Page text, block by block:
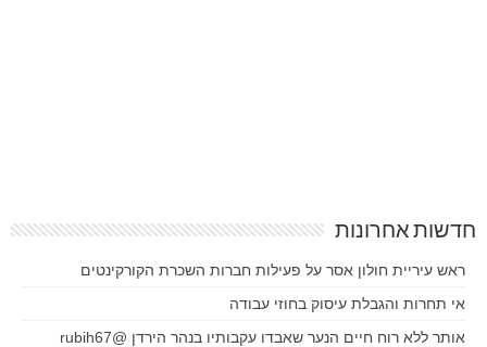
חדשות אחרונות
ראש עיריית חולון אסר על פעילות חברות השכרת הקורקינטים
אי תחרות והגבלת עיסוק בחוזי עבודה
אותר ללא רוח חיים הנער שאבדו עקבותיו בנהר הירדן @rubih67